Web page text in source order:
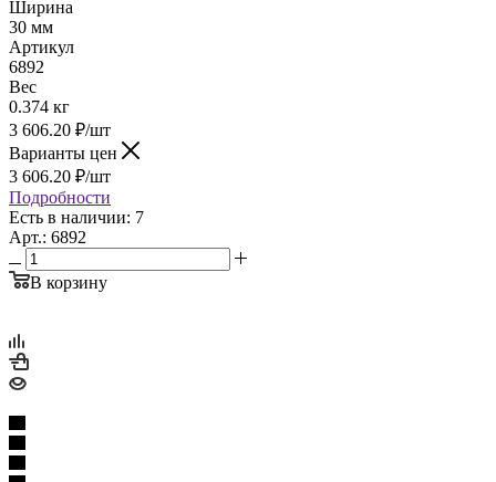
Ширина
30 мм
Артикул
6892
Вес
0.374 кг
3 606.20 ₽/шт
Варианты цен
3 606.20 ₽/шт
Подробности
Есть в наличии: 7
Арт.: 6892
В корзину